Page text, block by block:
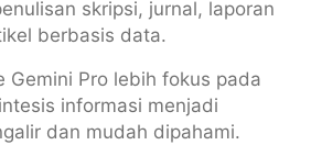
skripsi, jurnal, laporan
berbasis data.
Gemini Pro lebih fokus pada
informasi menjadi
dan mudah dipahami.